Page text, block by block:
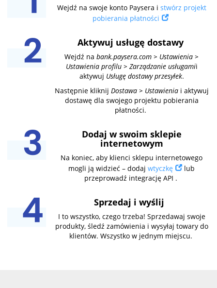
Wejdź na swoje konto Paysera i stwórz projekt
pobierania płatności
Aktywuj usługę dostawy
Wejdź na bank.paysera.com > Ustawienia >
Ustawienia profilu > Zarządzanie usługamii
aktywuj Usługę dostawy przesyłek.
Następnie kliknij Dostawa > Ustawieniai aktywuj
dostawę dla swojego projektu pobierania
płatności.
Dodaj w swoim sklepie
internetowym
Na koniec, aby klienci sklepu internetowego
mogli ją widzieć – dodaj wtyczkę
lub
przeprowadź integrację API .
Sprzedaj i wyślij
I to wszystko, czego trzeba! Sprzedawaj swoje
produkty, śledź zamówienia i wysyłaj towary do
klientów. Wszystko w jednym miejscu.